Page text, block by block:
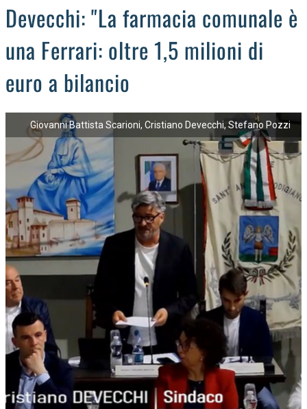
Devecchi: "La farmacia comunale è
una Ferrari: oltre 1,5 milioni di
euro a bilancio
Giovanni Battista Scarioni, Cristiano Devecchi, Stefano Pozzi